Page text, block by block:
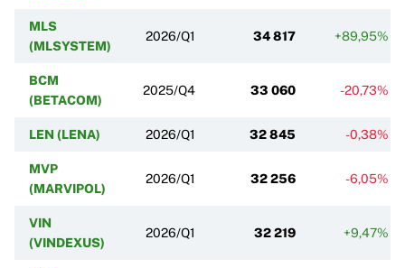
MLS
(MLSYSTEM)
2026/Q1 34 817 +89,95%
BCM
(BETACOM)
2025/Q4 33 060 -20,73%
LEN (LENA) 2026/Q1 32 845 -0,38%
MVP
(MARVIPOL)
2026/Q1 32 256 -6,05%
VIN
(VINDEXUS)
2026/Q1 32 219 +9,47%